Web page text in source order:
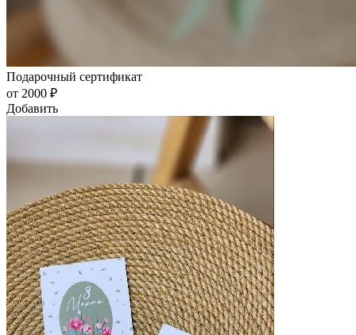
Подарочный сертификат
от 2000 ₽
Добавить